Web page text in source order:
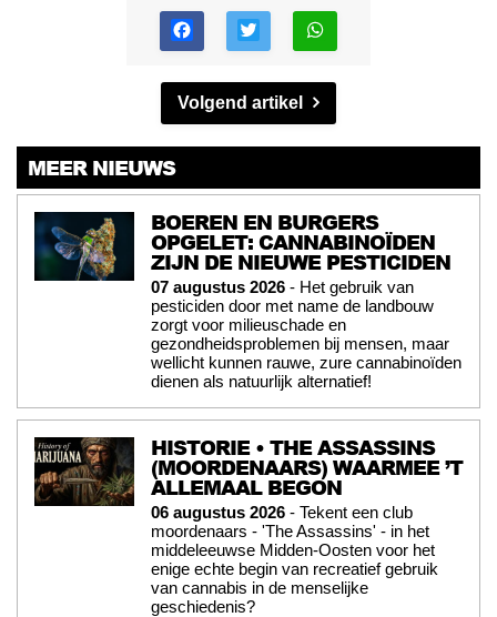
Volgend artikel
MEER NIEUWS
BOEREN EN BURGERS
OPGELET: CANNABINOÏDEN
ZIJN DE NIEUWE PESTICIDEN
07 augustus 2026 - Het gebruik van
pesticiden door met name de landbouw
zorgt voor milieuschade en
gezondheidsproblemen bij mensen, maar
wellicht kunnen rauwe, zure cannabinoïden
dienen als natuurlijk alternatief!
HISTORIE • THE ASSASSINS
(MOORDENAARS) WAARMEE ’T
ALLEMAAL BEGON
06 augustus 2026 - Tekent een club
moordenaars - 'The Assassins' - in het
middeleeuwse Midden-Oosten voor het
enige echte begin van recreatief gebruik
van cannabis in de menselijke
geschiedenis?